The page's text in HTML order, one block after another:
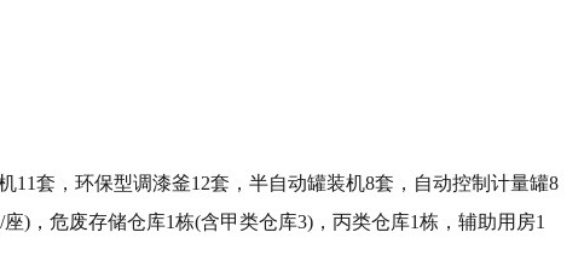
11套，环保型调漆釜12套，半自动罐装机8套，自动控制计量罐8
)，危废存储仓库1栋(含甲类仓库3)，丙类仓库1栋，辅助用房1